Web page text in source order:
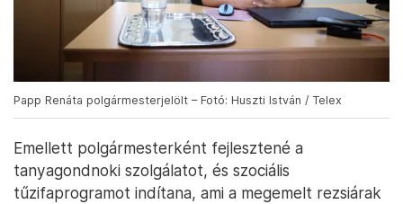
Papp Renáta polgármesterjelölt – Fotó: Huszti István / Telex
Emellett polgármesterként fejlesztené a
tanyagondnoki szolgálatot, és szociális
tűzifaprogramot indítana, ami a megemelt rezsiárak